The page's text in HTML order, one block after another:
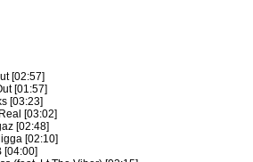
[02:57]
[01:57]
[03:23]
[03:02]
[02:48]
[02:10]
[04:00]